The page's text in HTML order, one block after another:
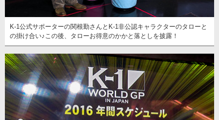
K-1公式サポーターの関根勤さんとK-1非公認キャラクターのタローと
の掛け合い♪この後、タローお得意のかかと落としを披露！